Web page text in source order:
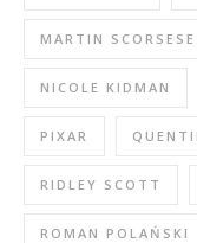
MARTIN SCORSESE
NICOLE KIDMAN
PIXAR
RIDLEY SCOTT
ROMAN POLAŃSKI